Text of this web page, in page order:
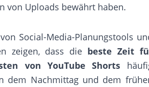
von Uploads bewährt haben.
Social-Media-Planungstools
zeigen, dass die beste Zeit
von YouTube Shorts
dem Nachmittag und dem